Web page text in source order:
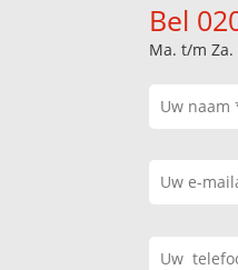
Bel
Ma. t/m Za.